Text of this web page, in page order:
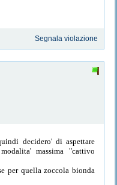
Segnala violazione
decidero' di aspettare
massima "cattivo
per quella zoccola bionda